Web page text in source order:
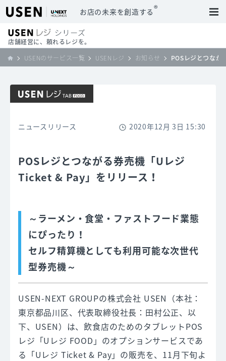
お店の未来を創造する®
店舗経営に、頼れるレジを。
USENのサービス一覧
USENレジ お知らせ POSレジとつな
ニュースリリース 2020年12月 3日 15:30
POSレジとつながる券売機「Uレジ
Ticket & Pay」をリリース！
～ラーメン・食堂・ファストフード業態
にぴったり！
セルフ精算機としても利用可能な次世代
型券売機～
USEN-NEXT GROUPの株式会社 USEN（本社：
東京都品川区、代表取締役社長：田村公正、以
下、USEN）は、飲食店のためのタブレットPOS
レジ「Uレジ FOOD」のオプションサービスであ
る「Uレジ Ticket & Pay」の販売を、11月下旬よ